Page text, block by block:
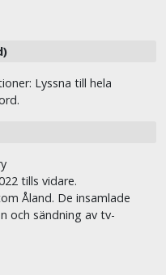
Lyssna till hela
tills vidare.
Åland. De insamlade
och sändning av tv-